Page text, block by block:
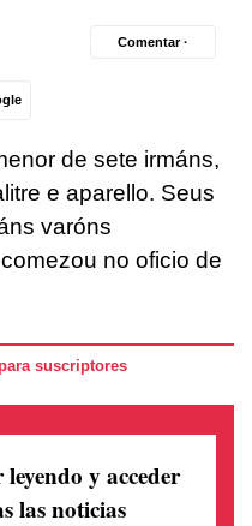
Comentar ·
de sete irmáns,
e aparello. Seus
varóns
no oficio de
suscriptores
y acceder
las noticias